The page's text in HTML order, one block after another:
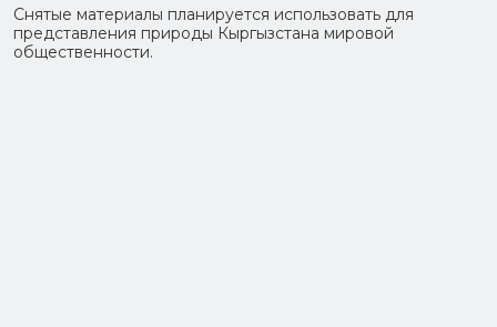
Снятые материалы планируется использовать для
представления природы Кыргызстана мировой
общественности.